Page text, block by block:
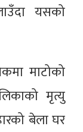
यसको
माटोको
मृत्यु
बेला घर